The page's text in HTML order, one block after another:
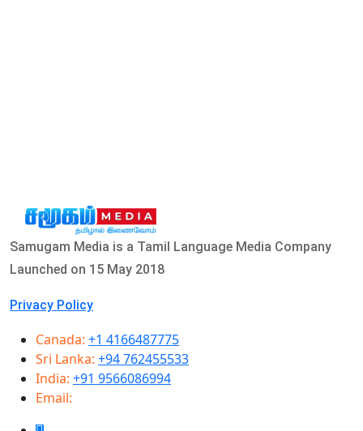
Samugam Media is a Tamil Language Media Company
Launched on 15 May 2018
Privacy Policy
Canada: +1 4166487775
Sri Lanka: +94 762455533
India: +91 9566086994
Email: